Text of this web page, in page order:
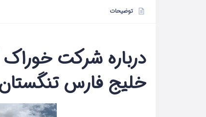
توضیحات
درباره شرکت خوراک
خلیج فارس